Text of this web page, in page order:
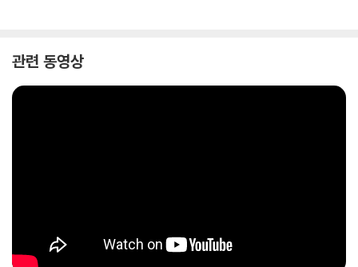
관련 동영상